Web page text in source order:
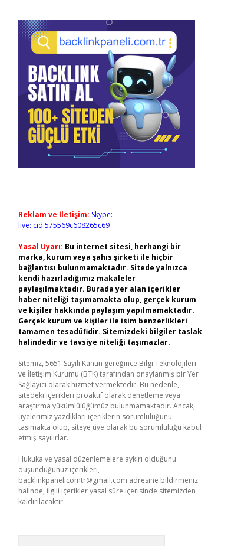
Reklam ve İletişim: Skype:
live:.cid.575569c608265c69
Yasal Uyarı: Bu internet sitesi, herhangi bir
marka, kurum veya şahıs şirketi ile hiçbir
bağlantısı bulunmamaktadır. Sitede yalnızca
kendi hazırladığımız makaleler
paylaşılmaktadır. Burada yer alan içerikler
haber niteliği taşımamakta olup, gerçek kurum
ve kişiler hakkında paylaşım yapılmamaktadır.
Gerçek kurum ve kişiler ile isim benzerlikleri
tamamen tesadüfidir. Sitemizdeki bilgiler taslak
halindedir ve tavsiye niteliği taşımazlar.
Sitemiz, 5651 Sayılı Kanun gereğince Bilgi Teknolojileri
ve İletişim Kurumu (BTK) tarafından onaylanmış bir Yer
Sağlayıcı olarak hizmet vermektedir. Bu nedenle,
sitedeki içerikleri proaktif olarak denetleme veya
araştırma yükümlülüğümüz bulunmamaktadır. Ancak,
üyelerimiz yazdıkları içeriklerin sorumluluğunu
taşımakta olup, siteye üye olarak bu sorumluluğu kabul
etmiş sayılırlar.
Hukuka ve yasal düzenlemelere aykırı olduğunu
düşündüğünüz içerikleri,
backlinkpanelicomtr@gmail.com adresine bildirmeniz
halinde, ilgili içerikler yasal süre içerisinde sitemizden
kaldırılacaktır.